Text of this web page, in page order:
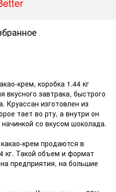
крем, коробка 1.44 кг
завтрака, быстрого
Круассан изготовлен из
тает во рту, а внутри он
со вкусом шоколада.
крем продаются в
кг. Такой объем и формат
предприятия, на большие